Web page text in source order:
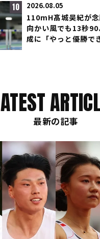
10 2026.08.05
110mH髙城昊紀が念
向かい風でも13秒
成に「やっと優勝で
LATEST
最新の記事